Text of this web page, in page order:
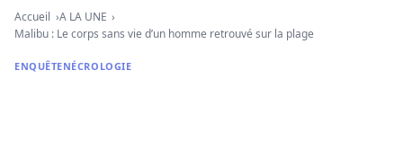
Accueil
A LA UNE
Malibu : Le corps sans vie d’un homme retrouvé sur la plage
ENQUÊTENÉCROLOGIE